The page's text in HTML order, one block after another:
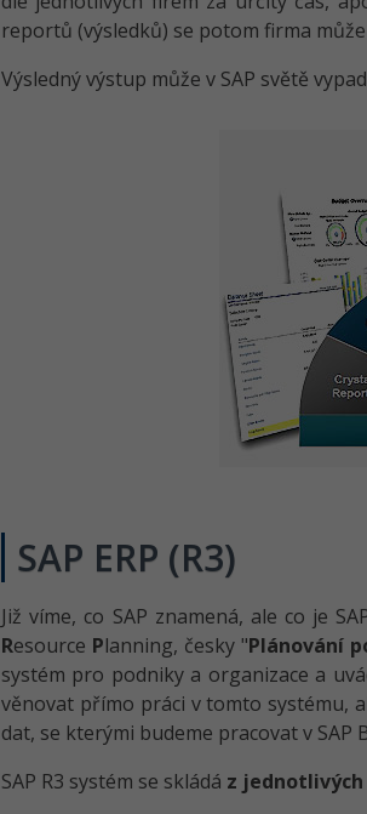
reportů (výsledků) se potom firma
Výsledný výstup může v SAP světě
SAP ERP (R3)
Již víme, co SAP znamená, ale co je
Resource Planning, česky "Plánování
systém pro podniky a organizace a
věnovat přímo práci v tomto systému,
dat, se kterými budeme pracovat v SAP
SAP R3 systém se skládá z